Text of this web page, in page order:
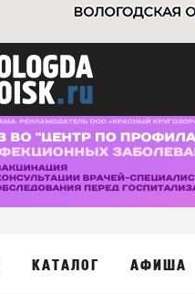
КАТАЛОГ АФИША